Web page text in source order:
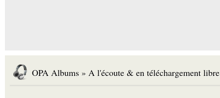
OPA Albums » A l'écoute & en téléchargement